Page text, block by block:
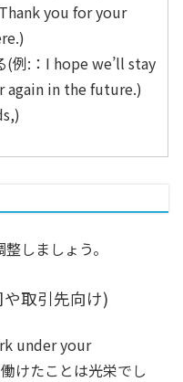
you for your
(例:：I hope we’ll stay
again in the future.)
しましょう。
取引先向け)
under your
けたことは光栄でし